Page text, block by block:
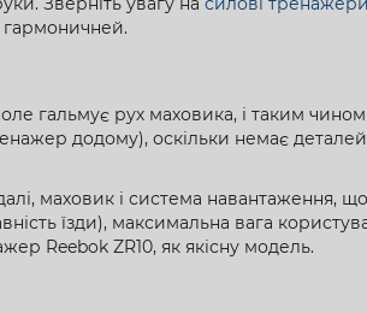
гармоничней.
гальмує рух маховика, і таким
додому), оскільки немає
маховик і система навантаження,
їзди), максимальна вага
Reebok ZR10, як якісну модель.